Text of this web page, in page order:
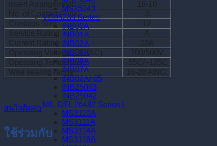
MS25043
VG95234 Series
INB00A
INB01A
INB02A
INB06A
INB08A
INB07A
INB02A/-05
INB25043
INB25042
MIL-DTL 26482 Series I
MS3110A
MS3111A
MS3114A
MS3116A
Insert Arrangement
16-10
No. of Contact (Pins)
3
Contacts Size
12
Service Rating
A
Current Rating
23A
Operating Voltage (DC/AC)
700/500V
Operating Temperature
-55C/+125C
Wire sealing range
16-20 AWG.
สนใจติดต่อ
ใช้ร่วมกับ